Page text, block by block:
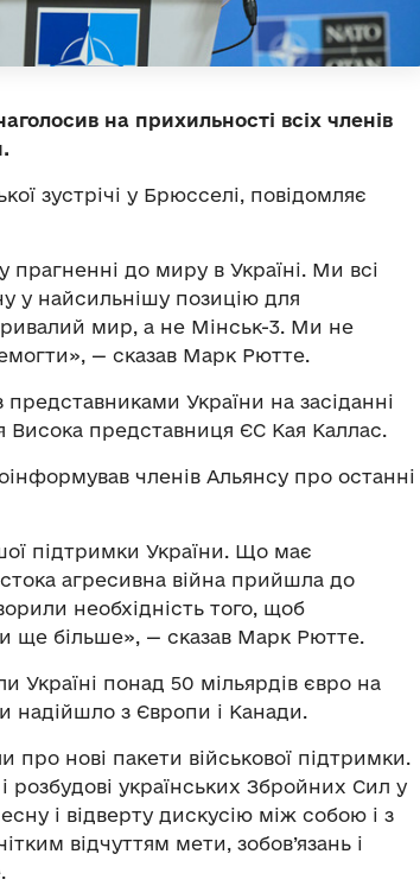
на прихильності всіх членів
зустрічі у Брюсселі, повідомляє
прагненні до миру в Україні. Ми всі
у найсильнішу позицію для
мир, а не Мінськ-3. Ми не
— сказав Марк Рютте.
України на засіданні
Висока представниця ЄС Кая Каллас.
членів Альянсу про останні
підтримки України. Що має
агресивна війна прийшла до
необхідність того, щоб
ще більше», — сказав Марк Рютте.
Україні понад 50 мільярдів євро на
надійшло з Європи і Канади.
про нові пакети військової підтримки.
розбудові українських Збройних Сил у
і відверту дискусію між собою і з
відчуттям мети, зобов’язань і